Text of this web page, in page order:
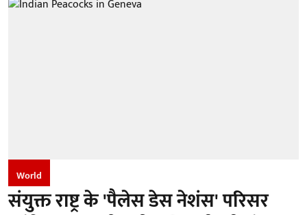
World
संयुक्त राष्ट्र के 'पैलेस डेस नेशंस' परिसर